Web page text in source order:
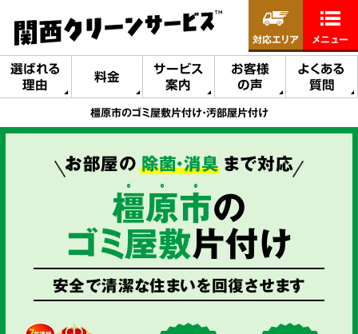
選ばれる
理由
料金
サービス
案内
お客様
の声
よくある
質問
対応エリア メニュー
橿原市のゴミ屋敷片付け・汚部屋片付け
お部屋の 除菌・消臭まで対応
橿原市の
ゴミ屋敷片付け
安全で清潔な住まいを回復させます